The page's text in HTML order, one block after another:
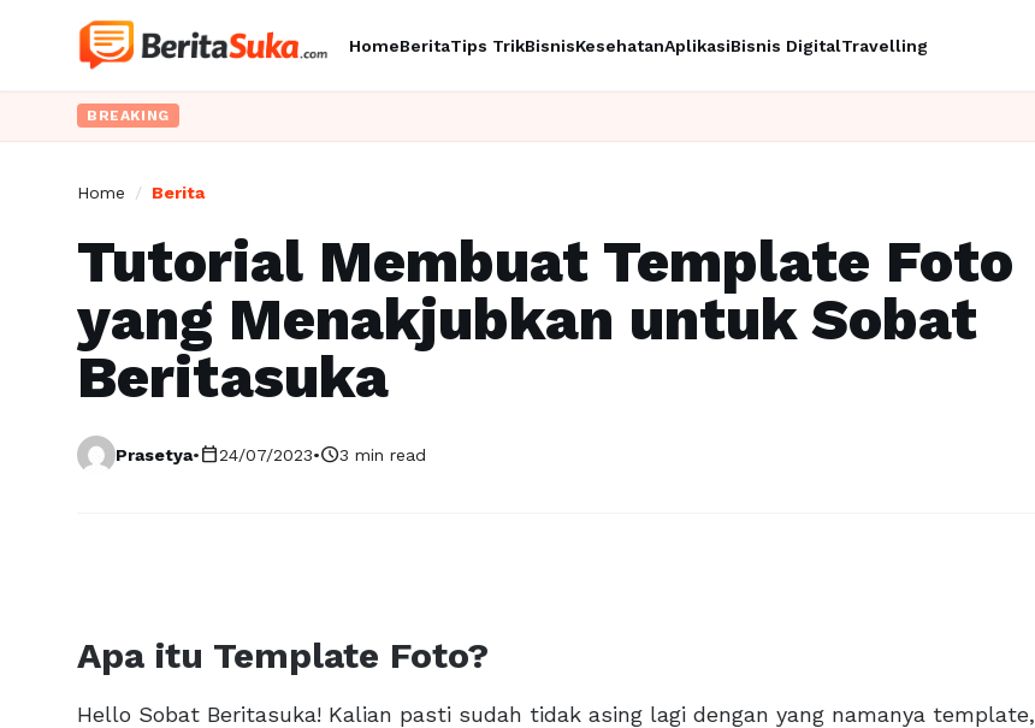
HomeBeritaTips TrikBisnisKesehatanAplikasiBisnis DigitalTravelling
BREAKING
Home / Berita
Tutorial Membuat Template Foto
yang Menakjubkan untuk Sobat
Beritasuka
Prasetya•calendar_today24/07/2023•schedule3 min read
Apa itu Template Foto?
Hello Sobat Beritasuka! Kalian pasti sudah tidak asing lagi dengan yang namanya template,